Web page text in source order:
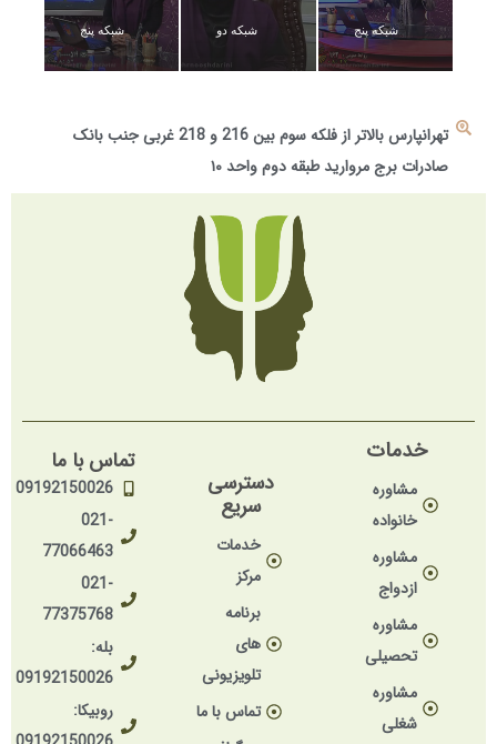
شبکه پنج شبکه دو شبکه پنج
تهرانپارس بالاتر از فلکه سوم بین 216 و 218 غربی جنب بانک
صادرات برج مروارید طبقه دوم واحد ۱۰
خدمات
مشاوره
خانواده
مشاوره
ازدواج
مشاوره
تحصیلی
مشاوره
شغلی
دسترسی
سریع
خدمات
مرکز
برنامه
های
تلویزیونی
تماس با ما
تماس با ما
09192150026
021-
77066463
021-
77375768
بله:
09192150026
روبیکا: